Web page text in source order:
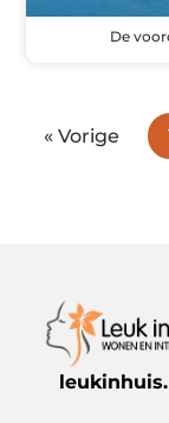
De
« Vorige